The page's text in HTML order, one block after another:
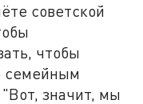
советской
чтобы
семейным
значит, мы